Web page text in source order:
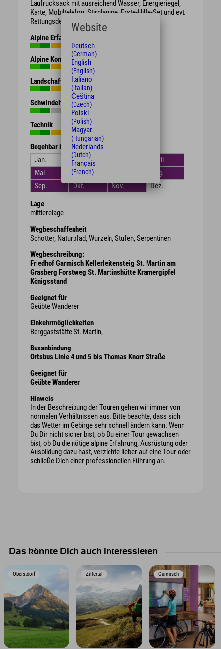
Laufrucksack mit ausreichend Wasser, Energieriegel,
Karte, Mobiltelefon, Stirnlampe, Erste-Hilfe-Set und evt.
Rettungsdecke.
Alpine Erfahrung
Alpine Kondition
Landschaft
Schwindelfreiheit
Technik
Begehbar in den Monaten
Jan.
Feb.
April
Mai
Juni
Aug.
Sep.
Okt. Nov. Dez.
Lage
mittlerelage
Wegbeschaffenheit
Schotter, Naturpfad, Wurzeln, Stufen, Serpentinen
Wegbeschreibung:
Friedhof Garmisch Kellerleitensteig St. Martin am
Grasberg Forstweg St. Martinshütte Kramergipfel
Königsstand
Geeignet für
Geübte Wanderer
Einkehrmöglichkeiten
Berggaststätte St. Martin,
Busanbindung
Ortsbus Linie 4 und 5 bis Thomas Knorr Straße
Geeignet für
Geübte Wanderer
Hinweis
In der Beschreibung der Touren gehen wir immer von
normalen Verhältnissen aus. Bitte beachte, dass sich
das Wetter im Gebirge sehr schnell ändern kann. Wenn
Du Dir nicht sicher bist, ob Du einer Tour gewachsen
bist, ob Du die nötige alpine Erfahrung, Ausrüstung oder
Ausbildung dazu hast, verzichte lieber auf eine Tour oder
schließe Dich einer professionellen Führung an.
Das könnte Dich auch interessieren
Oberstdorf Zillertal Garmisch
Website
Deutsch
(German)
English
(English)
Italiano
(Italian)
Čeština
(Czech)
Polski
(Polish)
Magyar
(Hungarian)
Nederlands
(Dutch)
Français
(French)